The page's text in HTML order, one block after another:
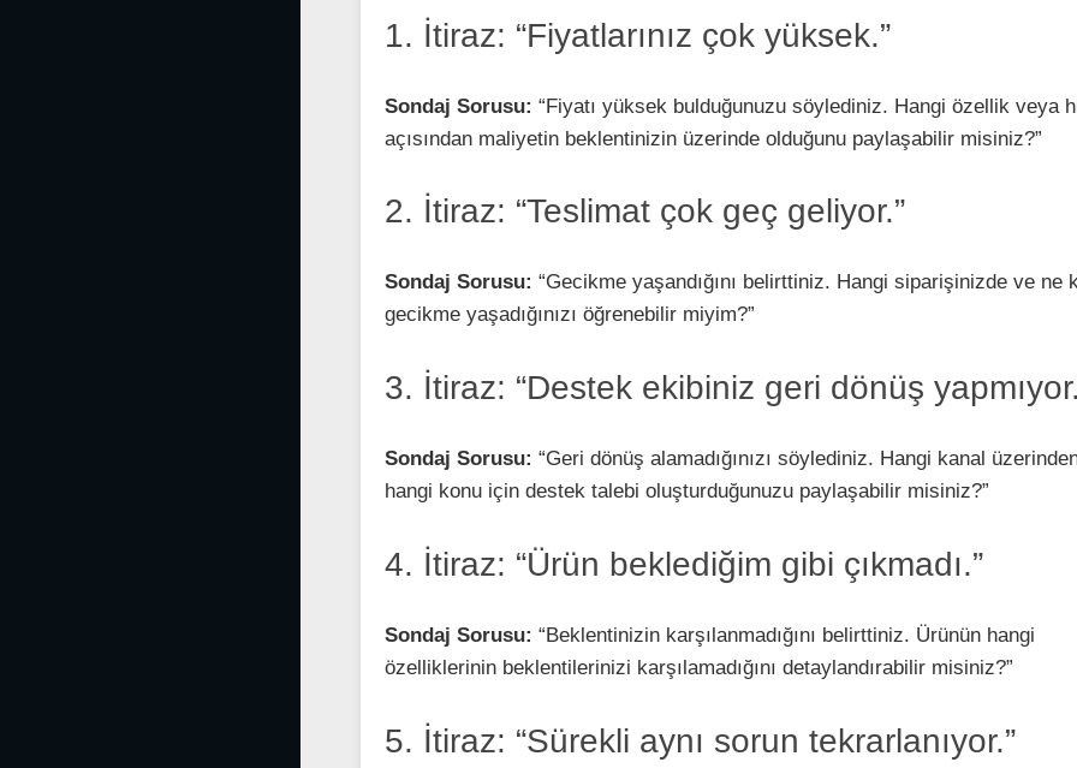
1. İtiraz: “Fiyatlarınız çok yüksek.”
Sondaj Sorusu: “Fiyatı yüksek bulduğunuzu söylediniz. Hangi özellik veya
açısından maliyetin beklentinizin üzerinde olduğunu paylaşabilir misiniz?”
2. İtiraz: “Teslimat çok geç geliyor.”
Sondaj Sorusu: “Gecikme yaşandığını belirttiniz. Hangi siparişinizde ve ne
gecikme yaşadığınızı öğrenebilir miyim?”
3. İtiraz: “Destek ekibiniz geri dönüş
Sondaj Sorusu: “Geri dönüş alamadığınızı söylediniz. Hangi kanal
hangi konu için destek talebi oluşturduğunuzu paylaşabilir misiniz?”
4. İtiraz: “Ürün beklediğim gibi çıkmadı.”
Sondaj Sorusu: “Beklentinizin karşılanmadığını belirttiniz. Ürünün hangi
özelliklerinin beklentilerinizi karşılamadığını detaylandırabilir misiniz?”
5. İtiraz: “Sürekli aynı sorun tekrarlanıyor.”